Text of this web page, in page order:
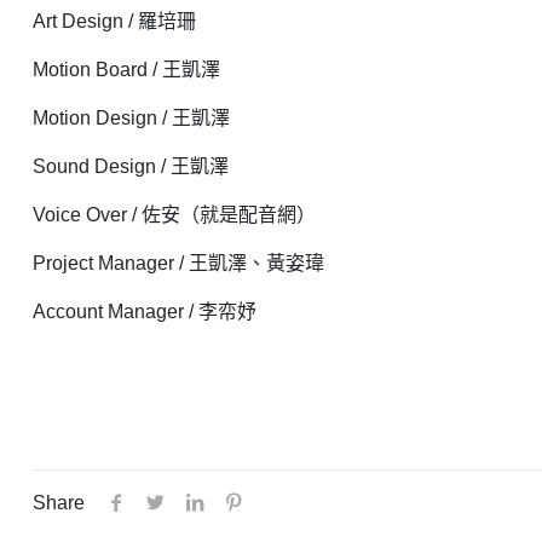
Art Design / 羅培珊
Motion Board / 王凱澤
Motion Design / 王凱澤
Sound Design / 王凱澤
Voice Over / 佐安（就是配音網）
Project Manager / 王凱澤、黃姿瑋
Account Manager / 李帟妤
Share